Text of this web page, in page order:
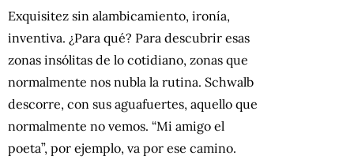
Exquisitez sin alambicamiento, ironía,
inventiva. ¿Para qué? Para descubrir esas
zonas insólitas de lo cotidiano, zonas que
normalmente nos nubla la rutina. Schwalb
descorre, con sus aguafuertes, aquello que
normalmente no vemos. “Mi amigo el
poeta”, por ejemplo, va por ese camino.